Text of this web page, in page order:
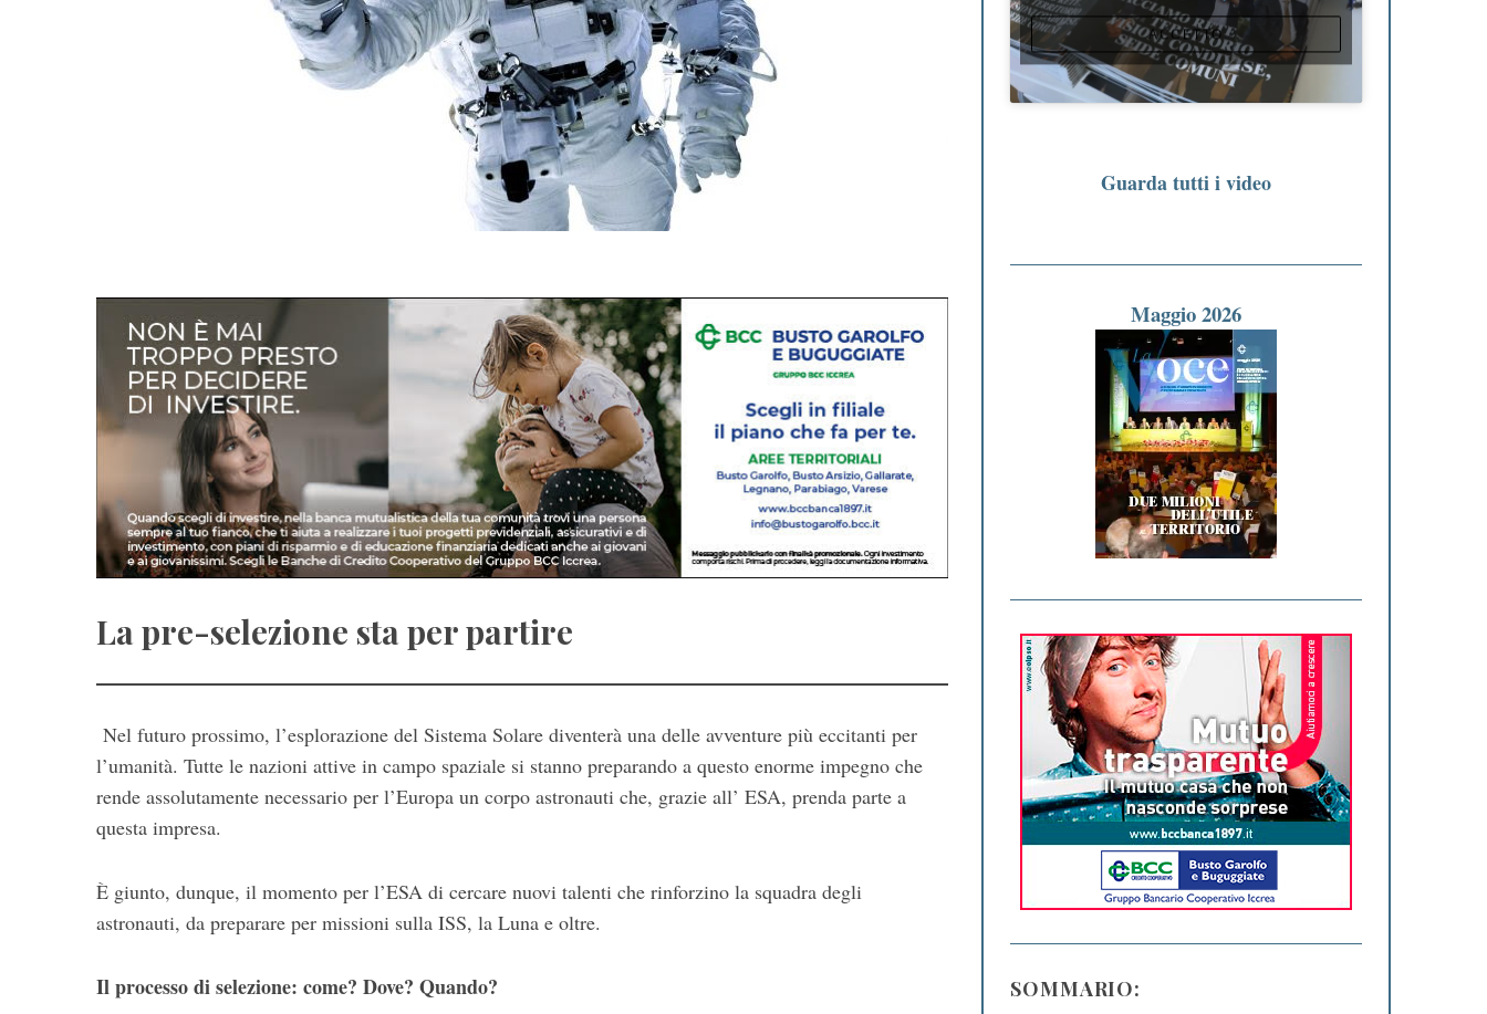
La pre-selezione sta per partire
Nel futuro prossimo, l’esplorazione del Sistema Solare diventerà una delle avventure più eccitanti per
l’umanità. Tutte le nazioni attive in campo spaziale si stanno preparando a questo enorme impegno che
rende assolutamente necessario per l’Europa un corpo astronauti che, grazie all’ ESA, prenda parte a
questa impresa.
È giunto, dunque, il momento per l’ESA di cercare nuovi talenti che rinforzino la squadra degli
astronauti, da preparare per missioni sulla ISS, la Luna e oltre.
Il processo di selezione: come? Dove? Quando?
ACCETTO
Guarda tutti i video
Maggio 2026
SOMMARIO: